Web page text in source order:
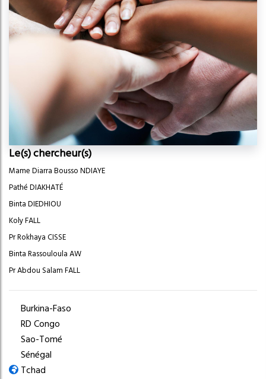
Le(s) chercheur(s)
Mame Diarra Bousso NDIAYE
Pathé DIAKHATÉ
Binta DIEDHIOU
Koly FALL
Pr Rokhaya CISSE
Binta Rassouloula AW
Pr Abdou Salam FALL
Burkina-Faso
RD Congo
Sao-Tomé
Sénégal
Tchad